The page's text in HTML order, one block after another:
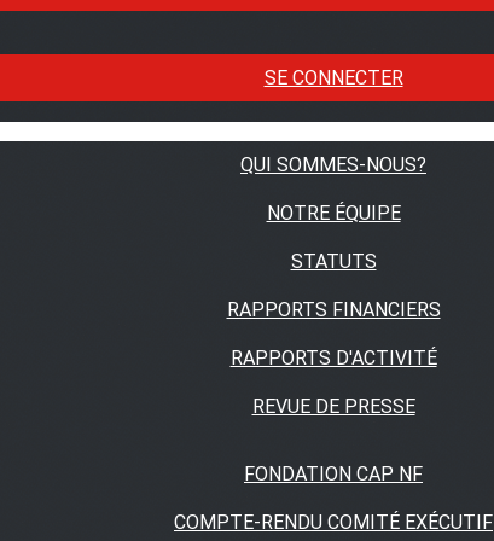
SE CONNECTER
QUI SOMMES-NOUS?
NOTRE ÉQUIPE
STATUTS
RAPPORTS FINANCIERS
RAPPORTS D'ACTIVITÉ
REVUE DE PRESSE
FONDATION CAP NF
COMPTE-RENDU COMITÉ EXÉCUTIF